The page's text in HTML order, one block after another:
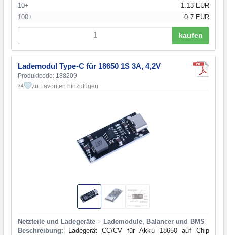
10+
1.13 EUR
100+
0.7 EUR
kaufen
Lademodul Type-C für 18650 1S 3A, 4,2V
Produktcode: 188209
34 zu Favoriten hinzufügen
Netzteile und Ladegeräte > Lademodule, Balancer und BMS
Beschreibung: Ladegerät CC/CV für Akku 18650 auf Chip